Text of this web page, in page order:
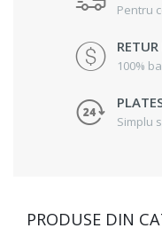
Pentru
100%
Simplu
PRODUSE DIN